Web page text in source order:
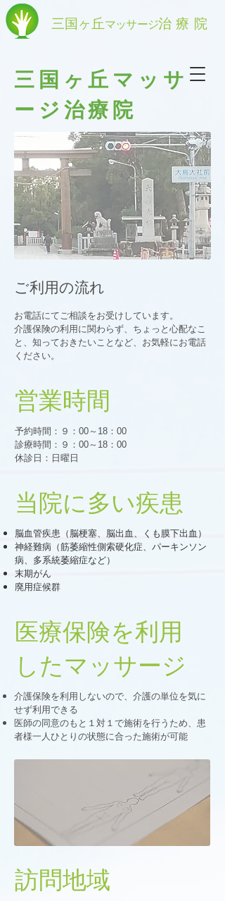
三国ヶ丘マッサージ治療院
三国ヶ丘マッサ
ージ治療院
ご利用の流れ
お電話にてご相談をお受けしています。
介護保険の利用に関わらず、ちょっと心配なこ
と、知っておきたいことなど、お気軽にお電話
ください。
営業時間
予約時間 ：９：00～18：00
診療時間 ：９：00～18：00
休診日：日曜日
​当院に多い疾患
脳血管疾患（脳梗塞、脳出血、くも膜下出血）
神経難病（筋萎縮性側索硬化症、パーキンソン
病、多系統萎縮症など）
末期がん
廃用症候群
医療保険を利用
したマッサージ
介護保険を利用しないので、介護の単位を気に
せず利用できる
医師の同意のもと１対１で施術を行うため、患
者様一人ひとりの状態に合った施術が可能
​訪問地域